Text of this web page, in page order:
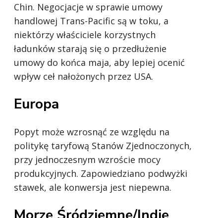
Chin. Negocjacje w sprawie umowy
handlowej Trans-Pacific są w toku, a
niektórzy właściciele korzystnych
ładunków starają się o przedłużenie
umowy do końca maja, aby lepiej ocenić
wpływ ceł nałożonych przez USA.
Europa
Popyt może wzrosnąć ze względu na
politykę taryfową Stanów Zjednoczonych,
przy jednoczesnym wzroście mocy
produkcyjnych. Zapowiedziano podwyżki
stawek, ale konwersja jest niepewna.